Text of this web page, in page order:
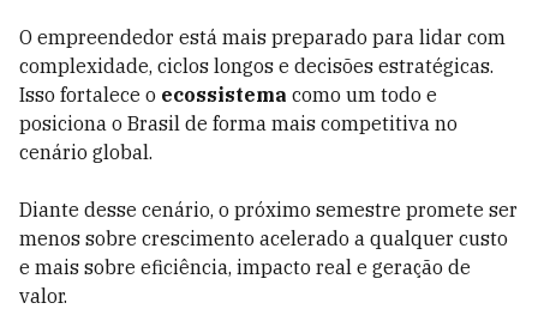
O empreendedor está mais preparado para lidar com
complexidade, ciclos longos e decisões estratégicas.
Isso fortalece o ecossistema como um todo e
posiciona o Brasil de forma mais competitiva no
cenário global.
Diante desse cenário, o próximo semestre promete ser
menos sobre crescimento acelerado a qualquer custo
e mais sobre eficiência, impacto real e geração de
valor.